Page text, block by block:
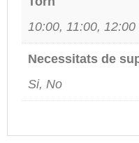
10:00, 11:00, 12:00
Necessitats de
Si, No